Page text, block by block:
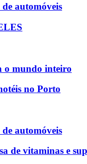
automóveis
o mundo inteiro
no Porto
automóveis
de vitaminas e